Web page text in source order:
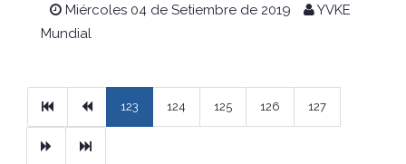
Miércoles 04 de Setiembre de 2019
YVKE
Mundial
PrimeraPrevious
123 124 125 126 127
Ultimo